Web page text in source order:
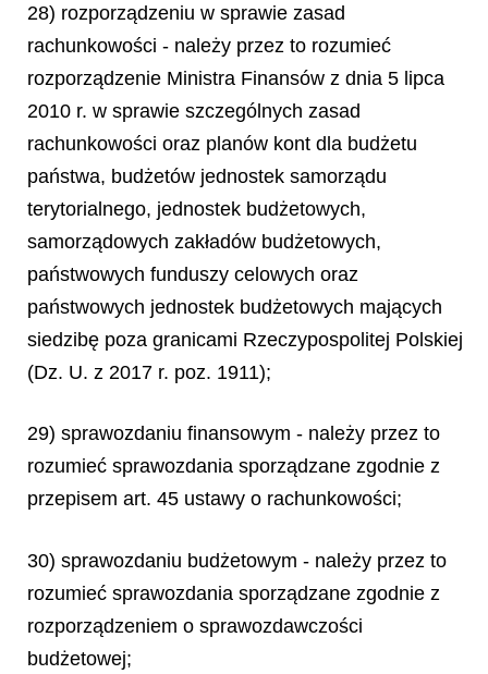
28) rozporządzeniu w sprawie zasad
rachunkowości - należy przez to rozumieć
rozporządzenie Ministra Finansów z dnia 5 lipca
2010 r. w sprawie szczególnych zasad
rachunkowości oraz planów kont dla budżetu
państwa, budżetów jednostek samorządu
terytorialnego, jednostek budżetowych,
samorządowych zakładów budżetowych,
państwowych funduszy celowych oraz
państwowych jednostek budżetowych mających
siedzibę poza granicami Rzeczypospolitej Polskiej
(Dz. U. z 2017 r. poz. 1911);
29) sprawozdaniu finansowym - należy przez to
rozumieć sprawozdania sporządzane zgodnie z
przepisem art. 45 ustawy o rachunkowości;
30) sprawozdaniu budżetowym - należy przez to
rozumieć sprawozdania sporządzane zgodnie z
rozporządzeniem o sprawozdawczości
budżetowej;